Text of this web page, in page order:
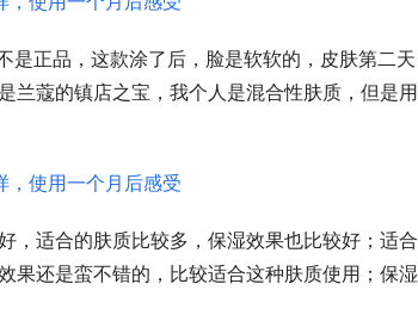
正品，这款涂了后，脸是软软的，皮肤第二天
兰蔻的镇店之宝，我个人是混合性肤质，但是用
，适合的肤质比较多，保湿效果也比较好；适合
果还是蛮不错的，比较适合这种肤质使用；保湿